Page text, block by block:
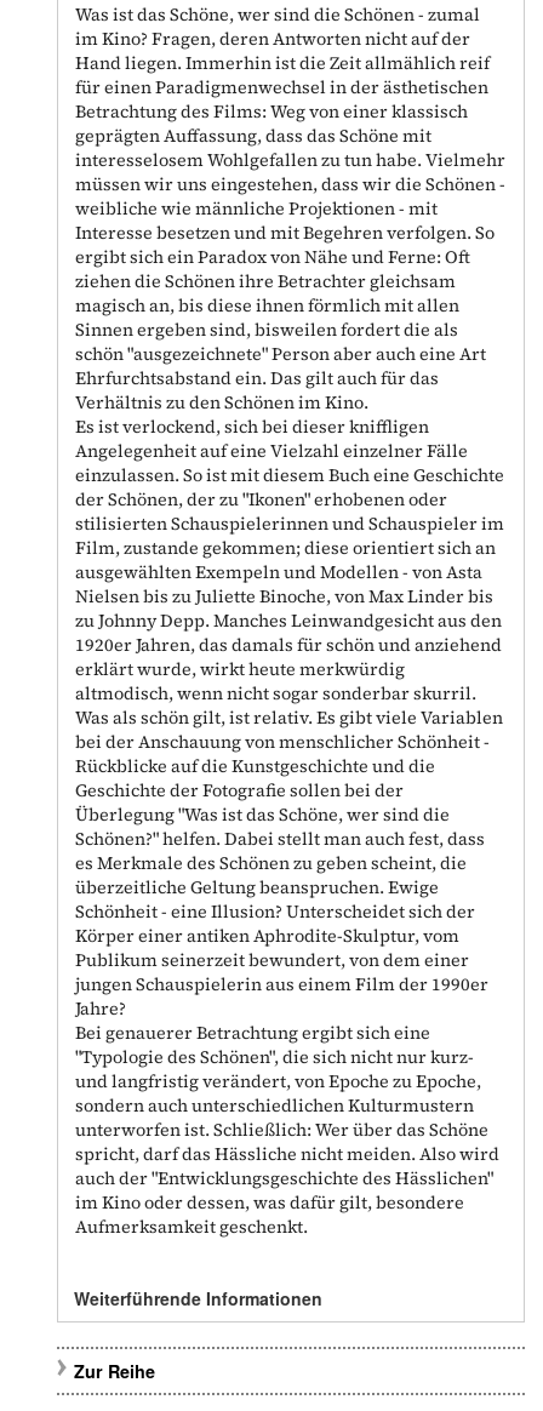
Was ist das Schöne, wer sind die Schönen - zumal
im Kino? Fragen, deren Antworten nicht auf der
Hand liegen. Immerhin ist die Zeit allmählich reif
für einen Paradigmenwechsel in der ästhetischen
Betrachtung des Films: Weg von einer klassisch
geprägten Auffassung, dass das Schöne mit
interesselosem Wohlgefallen zu tun habe. Vielmehr
müssen wir uns eingestehen, dass wir die Schönen -
weibliche wie männliche Projektionen - mit
Interesse besetzen und mit Begehren verfolgen. So
ergibt sich ein Paradox von Nähe und Ferne: Oft
ziehen die Schönen ihre Betrachter gleichsam
magisch an, bis diese ihnen förmlich mit allen
Sinnen ergeben sind, bisweilen fordert die als
schön "ausgezeichnete" Person aber auch eine Art
Ehrfurchtsabstand ein. Das gilt auch für das
Verhältnis zu den Schönen im Kino.
Es ist verlockend, sich bei dieser kniffligen
Angelegenheit auf eine Vielzahl einzelner Fälle
einzulassen. So ist mit diesem Buch eine Geschichte
der Schönen, der zu "Ikonen" erhobenen oder
stilisierten Schauspielerinnen und Schauspieler im
Film, zustande gekommen; diese orientiert sich an
ausgewählten Exempeln und Modellen - von Asta
Nielsen bis zu Juliette Binoche, von Max Linder bis
zu Johnny Depp. Manches Leinwandgesicht aus den
1920er Jahren, das damals für schön und anziehend
erklärt wurde, wirkt heute merkwürdig
altmodisch, wenn nicht sogar sonderbar skurril.
Was als schön gilt, ist relativ. Es gibt viele Variablen
bei der Anschauung von menschlicher Schönheit -
Rückblicke auf die Kunstgeschichte und die
Geschichte der Fotografie sollen bei der
Überlegung "Was ist das Schöne, wer sind die
Schönen?" helfen. Dabei stellt man auch fest, dass
es Merkmale des Schönen zu geben scheint, die
überzeitliche Geltung beanspruchen. Ewige
Schönheit - eine Illusion? Unterscheidet sich der
Körper einer antiken Aphrodite-Skulptur, vom
Publikum seinerzeit bewundert, von dem einer
jungen Schauspielerin aus einem Film der 1990er
Jahre?
Bei genauerer Betrachtung ergibt sich eine
"Typologie des Schönen", die sich nicht nur kurz-
und langfristig verändert, von Epoche zu Epoche,
sondern auch unterschiedlichen Kulturmustern
unterworfen ist. Schließlich: Wer über das Schöne
spricht, darf das Hässliche nicht meiden. Also wird
auch der "Entwicklungsgeschichte des Hässlichen"
im Kino oder dessen, was dafür gilt, besondere
Aufmerksamkeit geschenkt.
Weiterführende Informationen
Zur Reihe